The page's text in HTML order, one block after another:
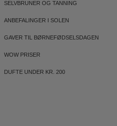
SELVBRUNER OG TANNING
ANBEFALINGER I SOLEN
GAVER TIL BØRNEFØDSELSDAGEN
WOW PRISER
DUFTE UNDER KR. 200